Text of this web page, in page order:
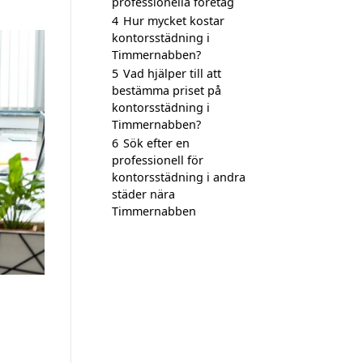
4 Hur mycket kostar
kontorsstädning i
Timmernabben?
5 Vad hjälper till att
bestämma priset på
kontorsstädning i
Timmernabben?
6 Sök efter en
professionell för
kontorsstädning i andra
städer nära
Timmernabben